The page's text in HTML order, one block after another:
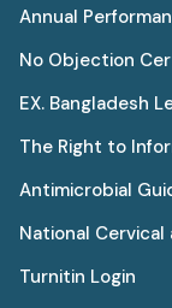
Annual
No Objection
EX. Bangladesh
The Right to
Antimicrobial
National
Turnitin Login